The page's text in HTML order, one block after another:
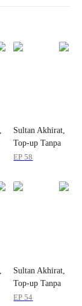
Sultan Akhirat,
Top-up Tanpa
Batas
EP58
Sultan Akhirat,
Top-up Tanpa
Batas
EP54